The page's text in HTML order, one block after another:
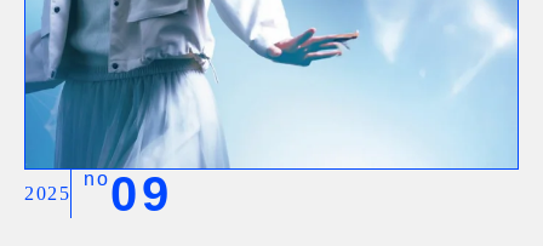
キャンパスライフ
お知らせ
eDCグループ
交通アクセス
お問い合わせ
資料請求
オンデマンド学校説明
2025
no09